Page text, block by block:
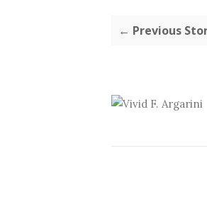
← Previous